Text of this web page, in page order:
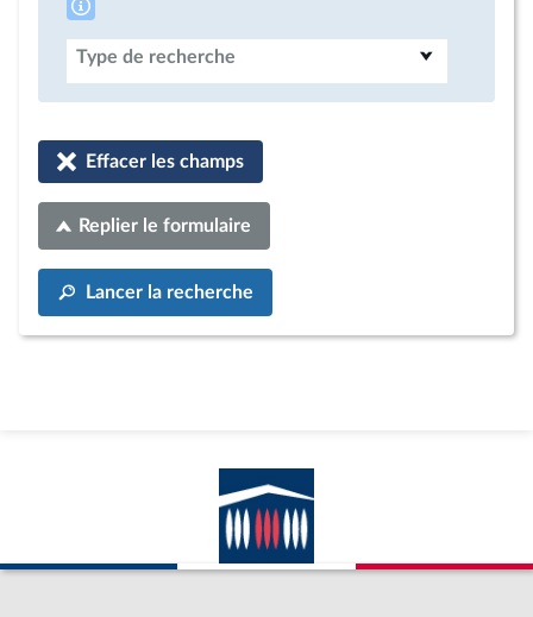
Type de recherche
Effacer les champs
Replier le formulaire
Lancer la recherche